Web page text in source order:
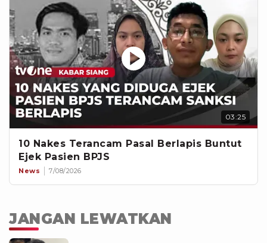
03:25
10 Nakes Terancam Pasal Berlapis Buntut
Ejek Pasien BPJS
News 7/08/2026
JANGAN LEWATKAN